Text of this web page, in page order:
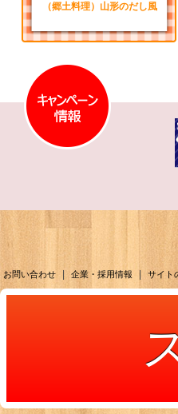
（郷土料理）山形のだし風
お問い合わせ 企業・採用情報 サイト